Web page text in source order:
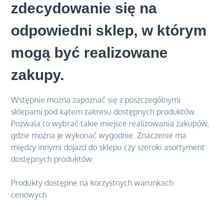
zdecydowanie się na
odpowiedni sklep, w którym
mogą być realizowane
zakupy.
Wstępnie można zapoznać się z poszczególnymi
sklepami pod kątem zakresu dostępnych produktów.
Pozwala to wybrać takie miejsce realizowania zakupów,
gdzie można je wykonać wygodnie. Znaczenie ma
między innymi dojazd do sklepu czy szeroki asortyment
dostępnych produktów.
Produkty dostępne na korzystnych warunkach
cenowych